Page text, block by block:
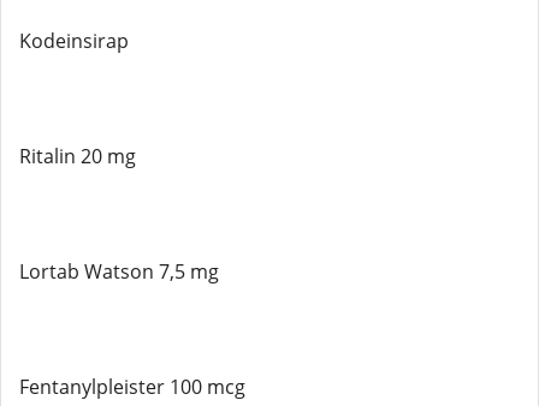
Kodeinsirap
Ritalin 20 mg
Lortab Watson 7,5 mg
Fentanylpleister 100 mcg